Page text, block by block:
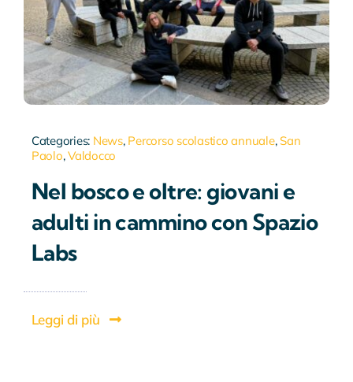
Categories: News, Percorso scolastico annuale, San
Paolo,Valdocco
Nel bosco e oltre: giovani e
adulti in cammino con Spazio
Labs
Leggi di più